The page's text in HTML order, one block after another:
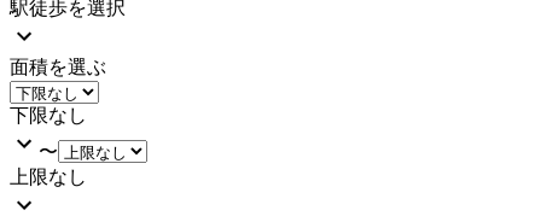
駅徒歩を選択
面積を選ぶ
下限なし
〜
上限なし